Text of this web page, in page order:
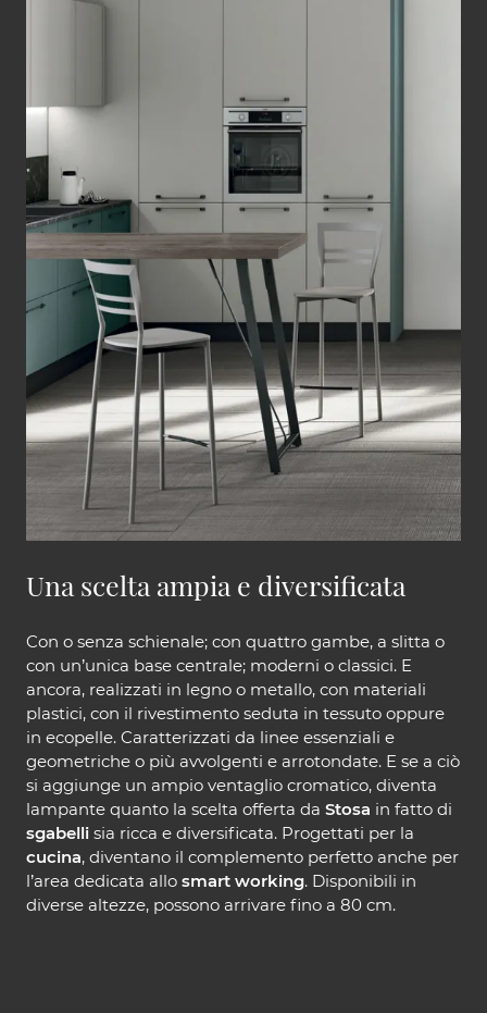
Una scelta ampia e diversificata
Con o senza schienale; con quattro gambe, a slitta o
con un’unica base centrale; moderni o classici. E
ancora, realizzati in legno o metallo, con materiali
plastici, con il rivestimento seduta in tessuto oppure
in ecopelle. Caratterizzati da linee essenziali e
geometriche o più avvolgenti e arrotondate. E se a ciò
si aggiunge un ampio ventaglio cromatico, diventa
lampante quanto la scelta offerta da Stosa in fatto di
sgabelli sia ricca e diversificata. Progettati per la
cucina, diventano il complemento perfetto anche per
l’area dedicata allo smart working. Disponibili in
diverse altezze, possono arrivare fino a 80 cm.